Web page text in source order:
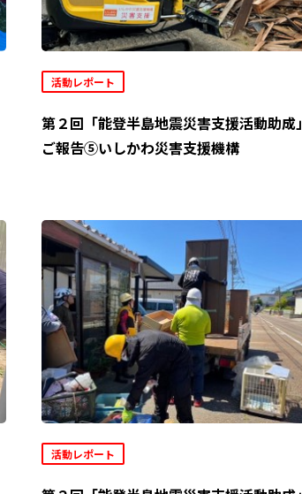
活動レポート
第２回「能登半島地震災害支援活動助成」
ご報告⑤いしかわ災害支援機構
活動レポート